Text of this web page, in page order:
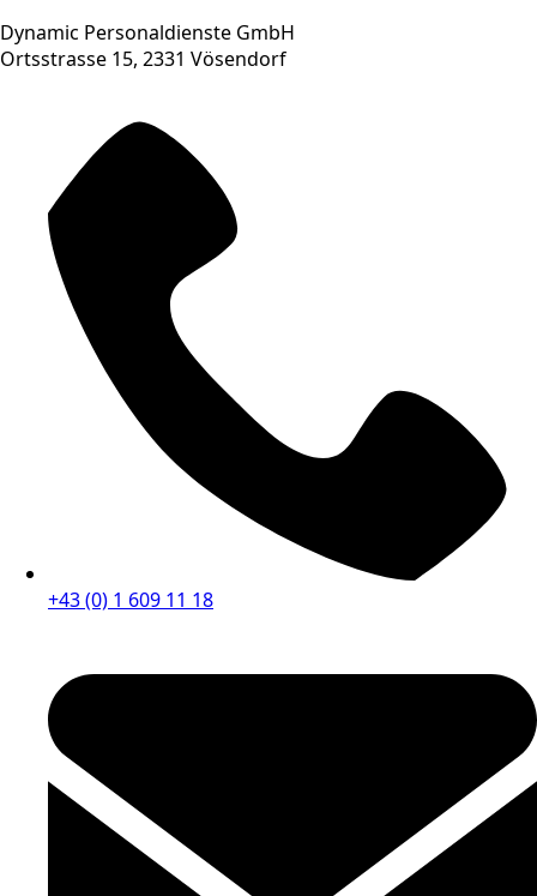
Dynamic Personaldienste GmbH
Ortsstrasse 15, 2331 Vösendorf
+43 (0) 1 609 11 18